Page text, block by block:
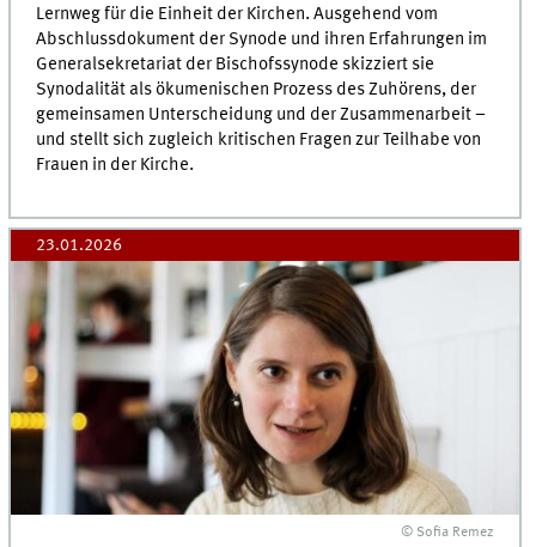
Lernweg für die Einheit der Kirchen. Ausgehend vom
Abschlussdokument der Synode und ihren Erfahrungen im
Generalsekretariat der Bischofssynode skizziert sie
Synodalität als ökumenischen Prozess des Zuhörens, der
gemeinsamen Unterscheidung und der Zusammenarbeit –
und stellt sich zugleich kritischen Fragen zur Teilhabe von
Frauen in der Kirche.
23.01.2026
© Sofia Remez